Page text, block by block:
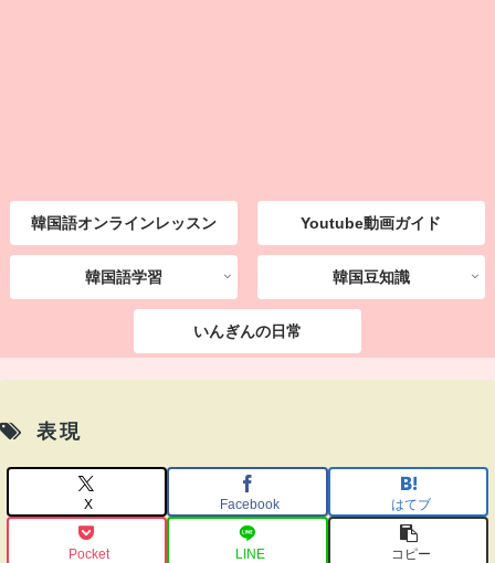
韓国語オンラインレッスン Youtube動画ガイド
韓国語学習 韓国豆知識
いんぎんの日常
表現
X Facebook はてブ
Pocket LINE コピー